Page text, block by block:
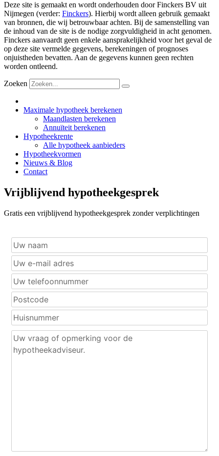
Deze site is gemaakt en wordt onderhouden door Finckers BV uit
Nijmegen (verder: Finckers). Hierbij wordt alleen gebruik gemaakt
van bronnen, die wij betrouwbaar achten. Bij de samenstelling van
de inhoud van de site is de nodige zorgvuldigheid in acht genomen.
Finckers aanvaardt geen enkele aansprakelijkheid voor het geval de
op deze site vermelde gegevens, berekeningen of prognoses
onjuistheden bevatten. Aan de gegevens kunnen geen rechten
worden ontleend.
Zoeken
Maximale hypotheek berekenen
Maandlasten berekenen
Annuïteit berekenen
Hypotheekrente
Alle hypotheek aanbieders
Hypotheekvormen
Nieuws & Blog
Contact
Vrijblijvend hypotheekgesprek
Gratis een vrijblijvend hypotheekgesprek zonder verplichtingen